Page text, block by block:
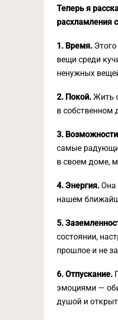
Теперь я
расхламления
1. Время.
вещи среди
ненужных
2. Покой. Жить
в собственном
3.
самые
в своем доме,
4. Энергия. Она
нашем
5.
состоянии,
прошлое и не
6. Отпускание.
эмоциями —
душой и